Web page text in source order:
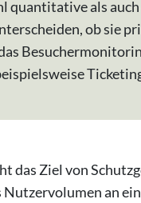
quantitative als
ob sie
das Ziel von
an